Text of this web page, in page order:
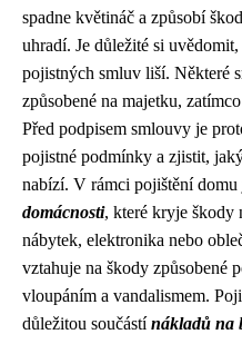
spadne květináč a způsobí
uhradí. Je důležité si
pojistných smluv liší. Některé
způsobené na majetku,
Před podpisem smlouvy je
pojistné podmínky a zjistit,
nabízí. V rámci pojištění domu
domácnosti, které kryje škody
nábytek, elektronika nebo
vztahuje na škody způsobené
vloupáním a vandalismem.
důležitou součástínákladů na